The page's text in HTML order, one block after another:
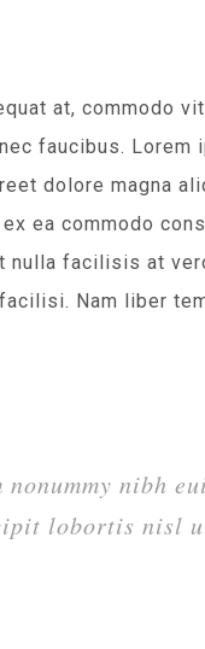
at, commodo
faucibus. Lorem
dolore magna
ea commodo
facilisis at
Nam liber
nibh
lobortis nisl